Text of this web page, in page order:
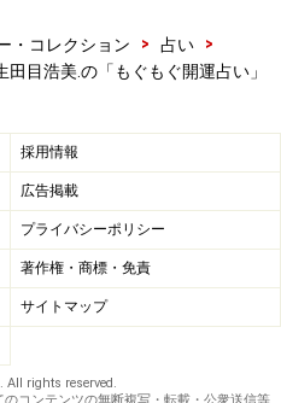
・コレクション > 占い
>
目浩美.の「もぐもぐ開運占い」
採用情報
広告掲載
プライバシーポリシー
著作権・商標・免責
サイトマップ
rights reserved.